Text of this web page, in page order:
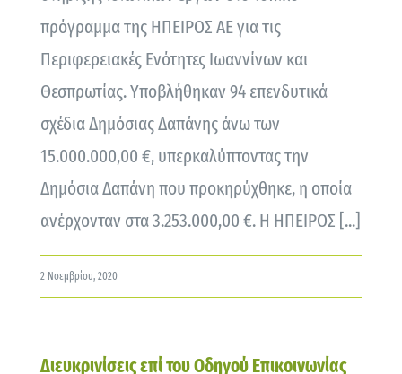
πρόγραμμα της ΗΠΕΙΡΟΣ ΑΕ για τις
Περιφερειακές Ενότητες Ιωαννίνων και
Θεσπρωτίας. Υποβλήθηκαν 94 επενδυτικά
σχέδια Δημόσιας Δαπάνης άνω των
15.000.000,00 €, υπερκαλύπτοντας την
Δημόσια Δαπάνη που προκηρύχθηκε, η οποία
ανέρχονταν στα 3.253.000,00 €. Η ΗΠΕΙΡΟΣ [...]
2 Νοεμβρίου, 2020
Διευκρινίσεις επί του Οδηγού Επικοινωνίας